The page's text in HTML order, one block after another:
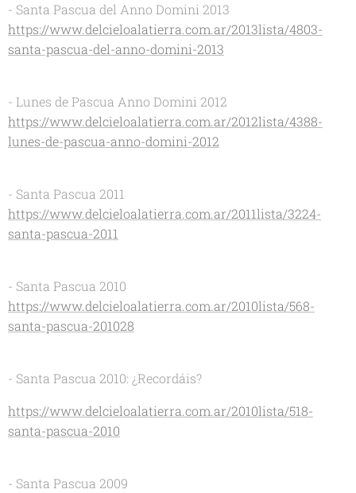
- Santa Pascua del Anno Domini 2013
https://www.delcieloalatierra.com.ar/2013lista/4803-
santa-pascua-del-anno-domini-2013
- Lunes de Pascua Anno Domini 2012
https://www.delcieloalatierra.com.ar/2012lista/4388-
lunes-de-pascua-anno-domini-2012
- Santa Pascua 2011
https://www.delcieloalatierra.com.ar/2011lista/3224-
santa-pascua-2011
- Santa Pascua 2010
https://www.delcieloalatierra.com.ar/2010lista/568-
santa-pascua-201028
- Santa Pascua 2010: ¿Recordáis?
https://www.delcieloalatierra.com.ar/2010lista/518-
santa-pascua-2010
- Santa Pascua 2009